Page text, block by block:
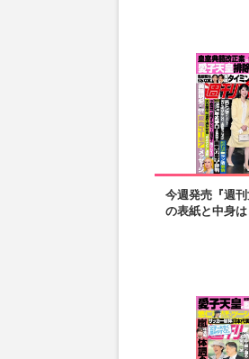
今週発売『週
の表紙と中身は